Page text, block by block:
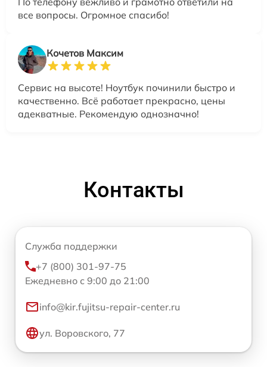
все вопросы. Огромное спасибо!
Кочетов Максим
Сервис на высоте! Ноутбук починили быстро и
качественно. Всё работает прекрасно, цены
адекватные. Рекомендую однозначно!
Контакты
Служба поддержки
+7 (800) 301-97-75
Ежедневно с 9:00 до 21:00
info@kir.fujitsu-repair-center.ru
ул. Воровского, 77